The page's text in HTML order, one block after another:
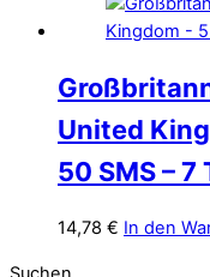
United
50 SMS – 7
14,78 € In den